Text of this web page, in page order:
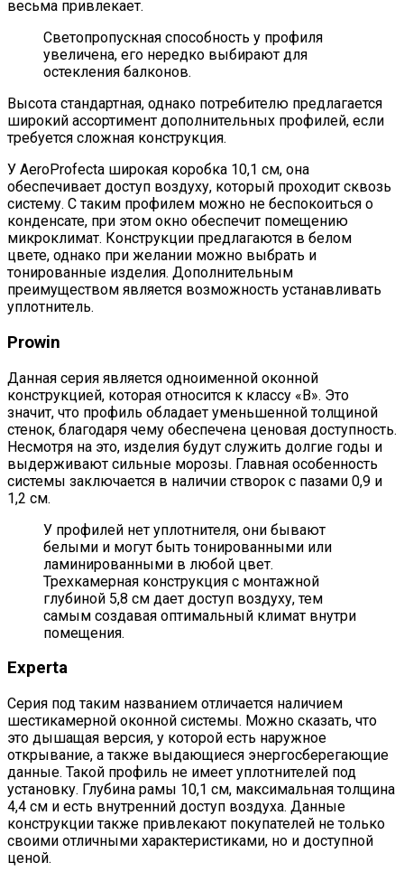
весьма привлекает.
Светопропускная способность у профиля
увеличена, его нередко выбирают для
остекления балконов.
Высота стандартная, однако потребителю предлагается
широкий ассортимент дополнительных профилей, если
требуется сложная конструкция.
У AeroProfecta широкая коробка 10,1 см, она
обеспечивает доступ воздуху, который проходит сквозь
систему. С таким профилем можно не беспокоиться о
конденсате, при этом окно обеспечит помещению
микроклимат. Конструкции предлагаются в белом
цвете, однако при желании можно выбрать и
тонированные изделия. Дополнительным
преимуществом является возможность устанавливать
уплотнитель.
Prowin
Данная серия является одноименной оконной
конструкцией, которая относится к классу «В». Это
значит, что профиль обладает уменьшенной толщиной
стенок, благодаря чему обеспечена ценовая доступность.
Несмотря на это, изделия будут служить долгие годы и
выдерживают сильные морозы. Главная особенность
системы заключается в наличии створок с пазами 0,9 и
1,2 см.
У профилей нет уплотнителя, они бывают
белыми и могут быть тонированными или
ламинированными в любой цвет.
Трехкамерная конструкция с монтажной
глубиной 5,8 см дает доступ воздуху, тем
самым создавая оптимальный климат внутри
помещения.
Experta
Серия под таким названием отличается наличием
шестикамерной оконной системы. Можно сказать, что
это дышащая версия, у которой есть наружное
открывание, а также выдающиеся энергосберегающие
данные. Такой профиль не имеет уплотнителей под
установку. Глубина рамы 10,1 см, максимальная толщина
4,4 см и есть внутренний доступ воздуха. Данные
конструкции также привлекают покупателей не только
своими отличными характеристиками, но и доступной
ценой.